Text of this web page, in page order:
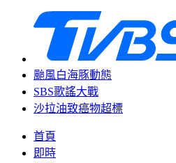
颱風白海豚動態
SBS歌謠大戰
沙拉油致癌物超標
首頁
即時